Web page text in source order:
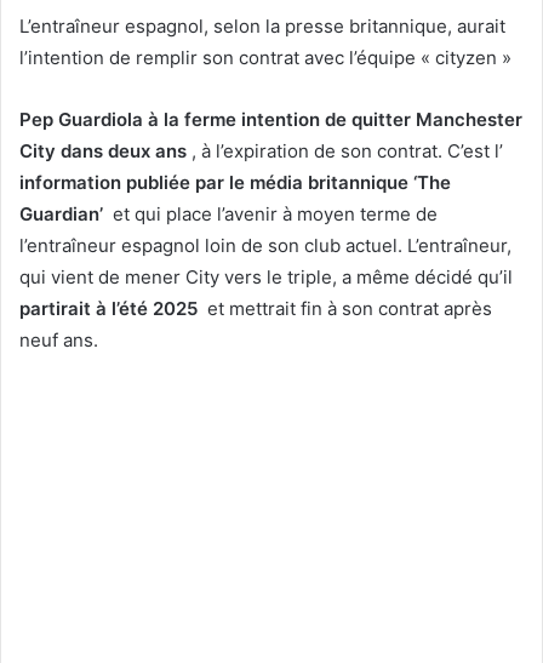
L’entraîneur espagnol, selon la presse britannique, aurait
l’intention de remplir son contrat avec l’équipe « cityzen »
Pep Guardiola à la ferme intention de quitter Manchester
City dans deux ans , à l’expiration de son contrat. C’est l’
information publiée par le média britannique ‘The
Guardian’ et qui place l’avenir à moyen terme de
l’entraîneur espagnol loin de son club actuel. L’entraîneur,
qui vient de mener City vers le triple, a même décidé qu’il
partirait à l’été 2025 et mettrait fin à son contrat après
neuf ans.